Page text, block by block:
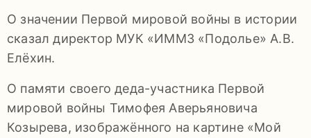
О значении Первой мировой войны в истории
сказал директор МУК «ИММЗ «Подолье» А.В.
Елёхин.
О памяти своего деда-участника Первой
мировой войны Тимофея Аверьяновича
Козырева, изображённого на картине «Мой